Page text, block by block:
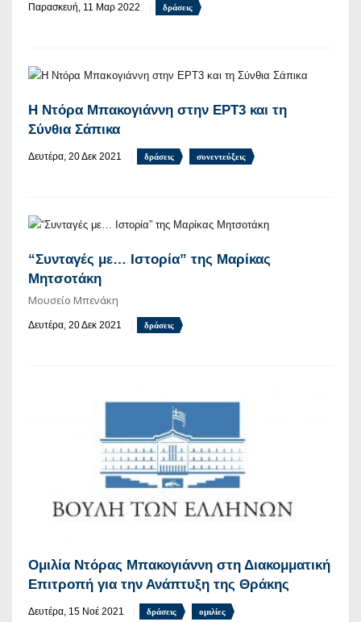
Παρασκευή, 11 Μαρ 2022 δράσεις
Η Ντόρα Μπακογιάννη στην ΕΡΤ3 και τη
Σύνθια Σάπικα
Δευτέρα, 20 Δεκ 2021 δράσεις συνεντεύξεις
“Συνταγές με… Ιστορία” της Μαρίκας
Μητσοτάκη
Μουσείο Μπενάκη
Δευτέρα, 20 Δεκ 2021 δράσεις
Ομιλία Ντόρας Μπακογιάννη στη Διακομματική
Επιτροπή για την Ανάπτυξη της Θράκης
Δευτέρα, 15 Νοέ 2021 δράσεις ομιλίες